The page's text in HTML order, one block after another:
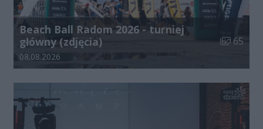
Beach Ball Radom 2026 - turniej
główny (zdjęcia)
Liczba
65
Data dodania galerii:
08.08.2026